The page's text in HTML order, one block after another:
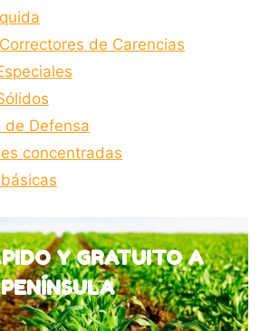
de Carencias
de Defensa
concentradas
Y GRATUITO A